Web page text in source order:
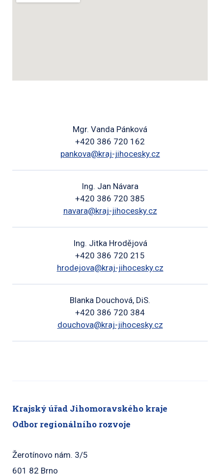
Mgr. Vanda Pánková
+420 386 720 162
pankova@kraj-jihocesky.cz
Ing. Jan Návara
+420 386 720 385
navara@kraj-jihocesky.cz
Ing. Jitka Hrodějová
+420 386 720 215
hrodejova@kraj-jihocesky.cz
Blanka Douchová, DiS.
+420 386 720 384
douchova@kraj-jihocesky.cz
Krajský úřad Jihomoravského kraje
Odbor regionálního rozvoje
Žerotínovo nám. 3/5
601 82 Brno